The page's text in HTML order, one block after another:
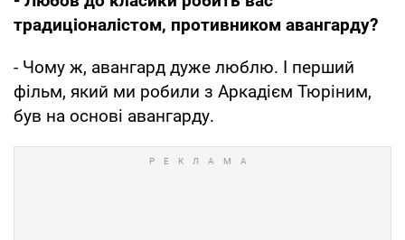
традиціоналістом, противником авангарду?
- Чому ж, авангард дуже люблю. І перший
фільм, який ми робили з Аркадієм Тюріним,
був на основі авангарду.